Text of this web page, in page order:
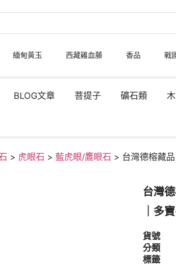
緬甸黃玉 西藏雞血藤 香品 戰
BLOG文章 菩提子 礦石類
> 虎眼石 > 藍虎眼/鷹眼石 > 台灣德榕藏
台灣
｜多
貨號
分類
標籤